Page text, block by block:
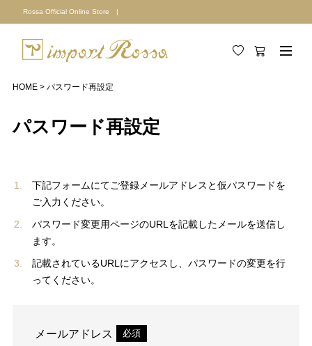
Rossa Official Online Store |
HOME パスワード再設定
パスワード再設定
下記フォームにてご登録メールアドレスと仮パスワードを
ご入力ください。
パスワード変更用ページのURLを記載したメールを送信し
ます。
記載されているURLにアクセスし、パスワードの変更を行
ってください。
メールアドレス